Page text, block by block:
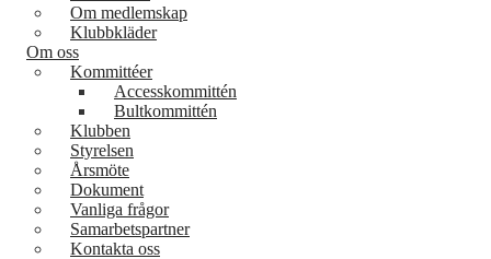
Om medlemskap
Klubbkläder
Om oss
Kommittéer
Accesskommittén
Bultkommittén
Klubben
Styrelsen
Årsmöte
Dokument
Vanliga frågor
Samarbetspartner
Kontakta oss